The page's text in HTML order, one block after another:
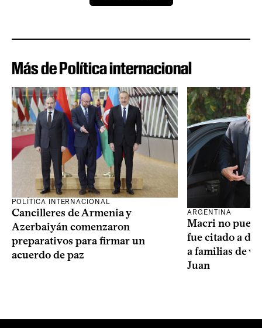
Más de Política internacional
POLÍTICA INTERNACIONAL
Cancilleres de Armenia y
Azerbaiyán comenzaron
preparativos para firmar un
acuerdo de paz
ARGENTINA
Macri no
fue citado a
a familias de
Juan